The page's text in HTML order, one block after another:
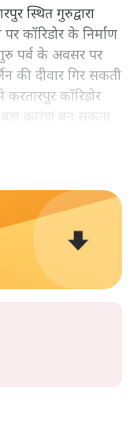
स्थित गुरुद्वारा
कॉरिडोर के निर्माण
पर्व के अवसर पर
की दीवार गिर सकती
कॉरिडोर
कारण बन सकता